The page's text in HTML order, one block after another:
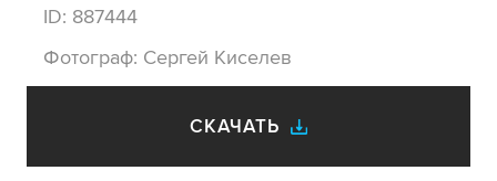
ID: 887444
Фотограф: Сергей Киселев
СКАЧАТЬ